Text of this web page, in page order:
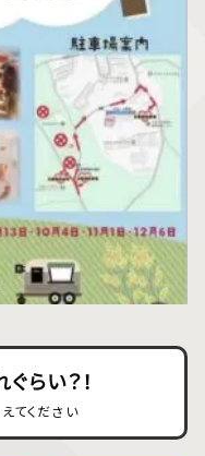
らい？！
てください